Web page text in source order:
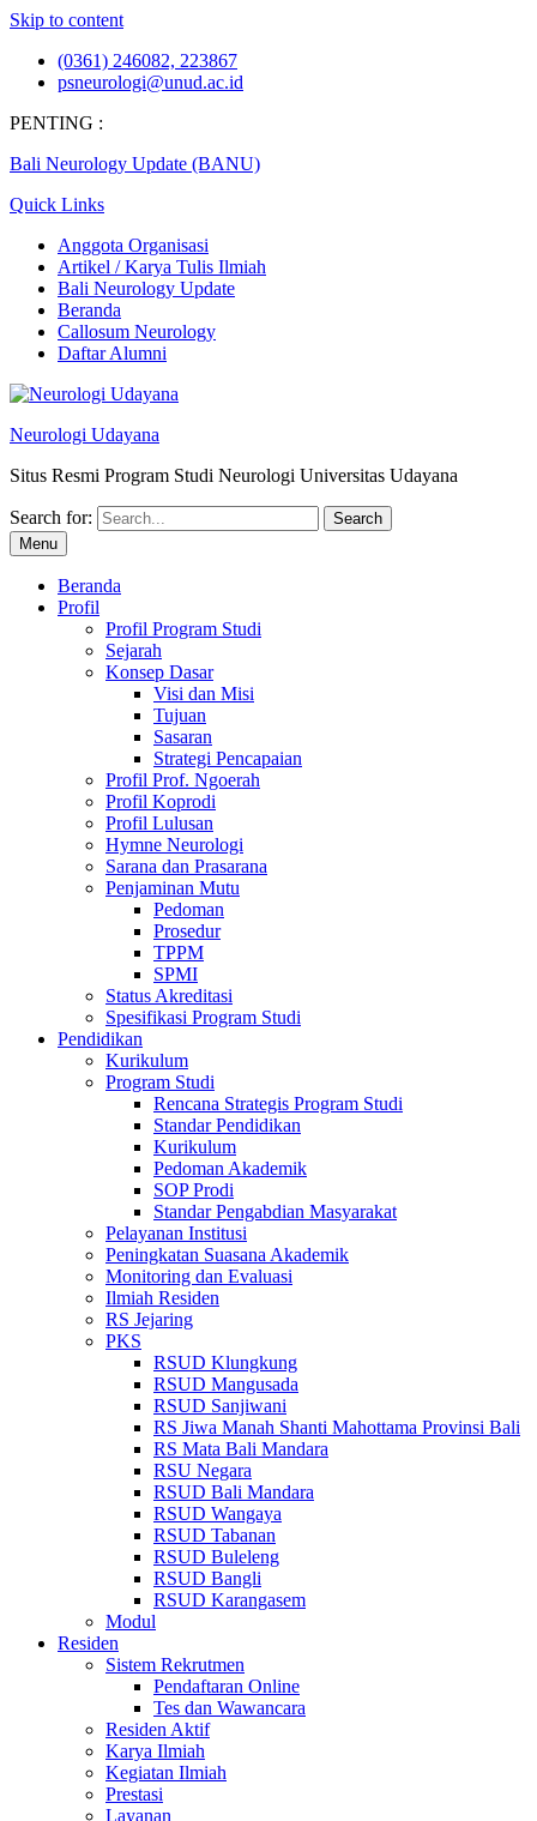
Skip to content
(0361) 246082, 223867
psneurologi@unud.ac.id
PENTING :
Bali Neurology Update (BANU)
Quick Links
Anggota Organisasi
Artikel / Karya Tulis Ilmiah
Bali Neurology Update
Beranda
Callosum Neurology
Daftar Alumni
Neurologi Udayana
Situs Resmi Program Studi Neurologi Universitas Udayana
Search for:
Menu
Beranda
Profil
Profil Program Studi
Sejarah
Konsep Dasar
Visi dan Misi
Tujuan
Sasaran
Strategi Pencapaian
Profil Prof. Ngoerah
Profil Koprodi
Profil Lulusan
Hymne Neurologi
Sarana dan Prasarana
Penjaminan Mutu
Pedoman
Prosedur
TPPM
SPMI
Status Akreditasi
Spesifikasi Program Studi
Pendidikan
Kurikulum
Program Studi
Rencana Strategis Program Studi
Standar Pendidikan
Kurikulum
Pedoman Akademik
SOP Prodi
Standar Pengabdian Masyarakat
Pelayanan Institusi
Peningkatan Suasana Akademik
Monitoring dan Evaluasi
Ilmiah Residen
RS Jejaring
PKS
RSUD Klungkung
RSUD Mangusada
RSUD Sanjiwani
RS Jiwa Manah Shanti Mahottama Provinsi Bali
RS Mata Bali Mandara
RSU Negara
RSUD Bali Mandara
RSUD Wangaya
RSUD Tabanan
RSUD Buleleng
RSUD Bangli
RSUD Karangasem
Modul
Residen
Sistem Rekrutmen
Pendaftaran Online
Tes dan Wawancara
Residen Aktif
Karya Ilmiah
Kegiatan Ilmiah
Prestasi
Layanan